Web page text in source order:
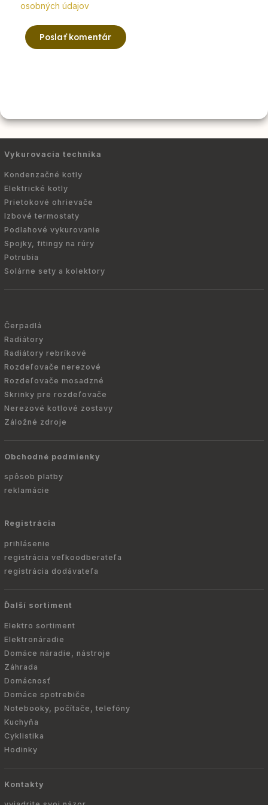
osobných údajov
Poslať komentár
Vykurovacia technika
Kondenzačné kotly
Elektrické kotly
Prietokové ohrievače
Izbové termostaty
Podlahové vykurovanie
Spojky, fitingy na rúry
Potrubia
Solárne sety a kolektory
Čerpadlá
Radiátory
Radiátory rebríkové
Rozdeľovače nerezové
Rozdeľovače mosadzné
Skrinky pre rozdeľovače
Nerezové kotlové zostavy
Záložné zdroje
Obchodné podmienky
spôsob platby
reklamácie
Registrácia
prihlásenie
registrácia veľkoodberateľa
registrácia dodávateľa
Ďalší sortiment
Elektro sortiment
Elektronáradie
Domáce náradie, nástroje
Záhrada
Domácnosť
Domáce spotrebiče
Notebooky, počítače, telefóny
Kuchyňa
Cyklistika
Hodinky
Kontakty